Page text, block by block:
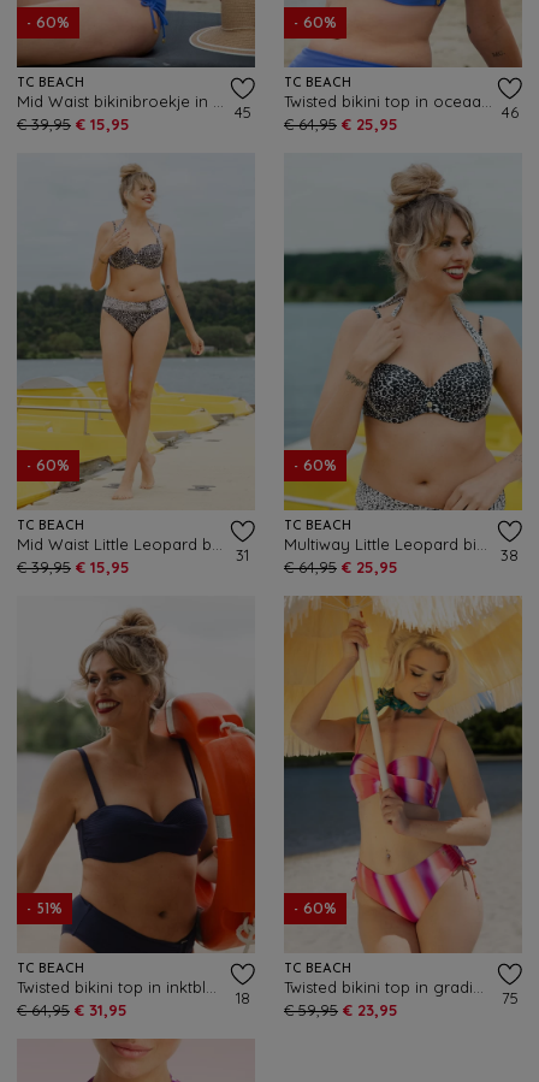
- 60%
TC BEACH
€ 39,95 € 15,95
45
- 60%
TC BEACH
€ 64,95 € 25,95
46
- 60%
TC BEACH
€ 39,95 € 15,95
31
- 60%
TC BEACH
€ 64,95 € 25,95
38
- 51%
TC BEACH
€ 64,95 € 31,95
18
- 60%
TC BEACH
€ 59,95 € 23,95
75